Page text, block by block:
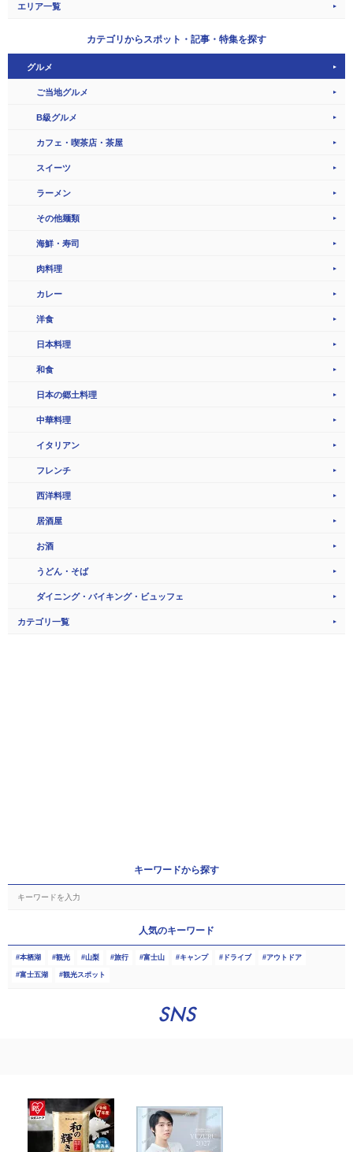
エリア一覧
カテゴリから スポット・記事・特集を探す
グルメ
ご当地グルメ
B級グルメ
カフェ・喫茶店・茶屋
スイーツ
ラーメン
その他麺類
海鮮・寿司
肉料理
カレー
洋食
日本料理
和食
日本の郷土料理
中華料理
イタリアン
フレンチ
西洋料理
居酒屋
お酒
うどん・そば
ダイニング・バイキング・ビュッフェ
カテゴリ一覧
キーワードから探す
人気のキーワード
本栖湖 観光 山梨 旅行 富士山 キャンプ ドライブ アウトドア
富士五湖 観光スポット
SNS